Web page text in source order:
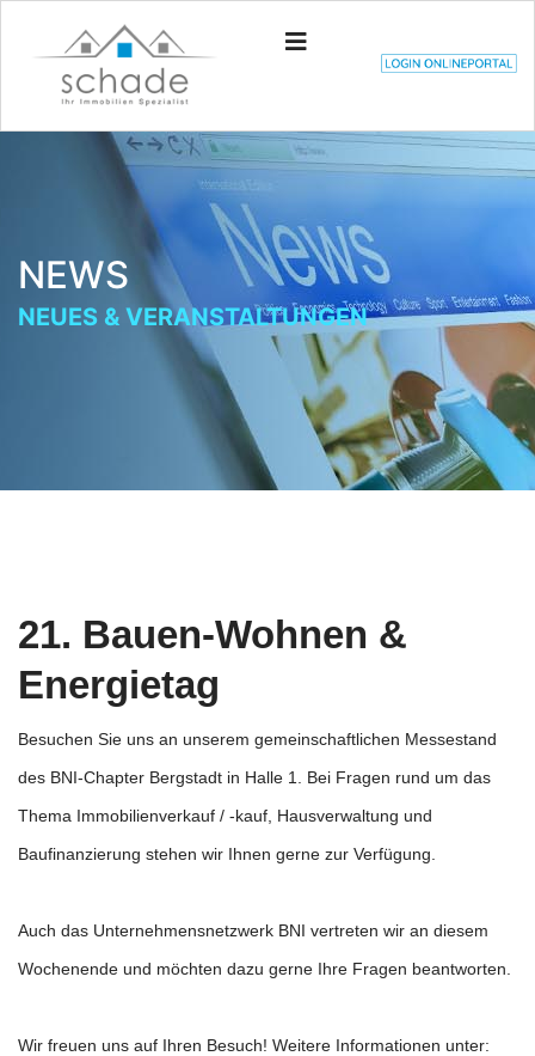
NEWS
NEUES & VERANSTALTUNGEN
21. Bauen-Wohnen &
Energietag
Besuchen Sie uns an unserem gemeinschaftlichen Messestand
des BNI-Chapter Bergstadt in Halle 1. Bei Fragen rund um das
Thema Immobilienverkauf / -kauf, Hausverwaltung und
Baufinanzierung stehen wir Ihnen gerne zur Verfügung.
Auch das Unternehmensnetzwerk BNI vertreten wir an diesem
Wochenende und möchten dazu gerne Ihre Fragen beantworten.
Wir freuen uns auf Ihren Besuch! Weitere Informationen unter: